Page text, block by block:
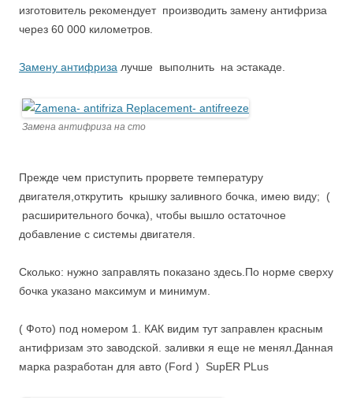
изготовитель рекомендует производить замену антифриза
через 60 000 километров.
Замену антифриза лучше выполнить на эстакаде.
Замена антифриза на сто
Прежде чем приступить прорвете температуру
двигателя,открутить крышку заливного бочка, имею виду; (
расширительного бочка), чтобы вышло остаточное
добавление с системы двигателя.
Сколько: нужно заправлять показано здесь.По норме сверху
бочка указано максимум и минимум.
( Фото) под номером 1. КАК видим тут заправлен красным
антифризам это заводской. заливки я еще не менял.Данная
марка разработан для авто (Ford ) SupER PLus